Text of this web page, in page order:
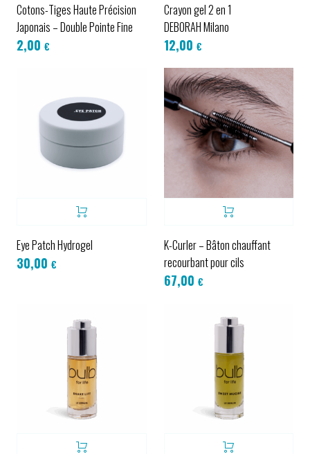
Cotons-Tiges Haute Précision
Japonais – Double Pointe Fine
2,00 €
Crayon gel 2 en 1
DEBORAH Milano
12,00 €
Eye Patch Hydrogel
30,00 €
K-Curler – Bâton chauffant
recourbant pour cils
67,00 €